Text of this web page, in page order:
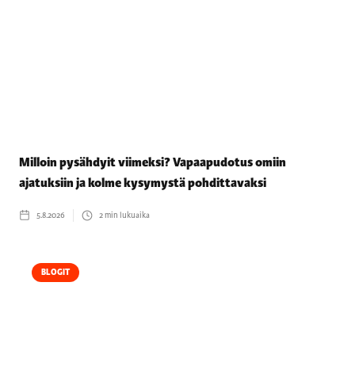
Milloin pysähdyit viimeksi? Vapaapudotus omiin
ajatuksiin ja kolme kysymystä pohdittavaksi
5.8.2026 2min lukuaika
BLOGIT